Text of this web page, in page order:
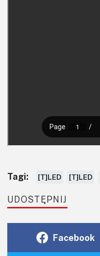
Tagi: [T]LED [T]LED
UDOSTĘPNIJ
Facebook